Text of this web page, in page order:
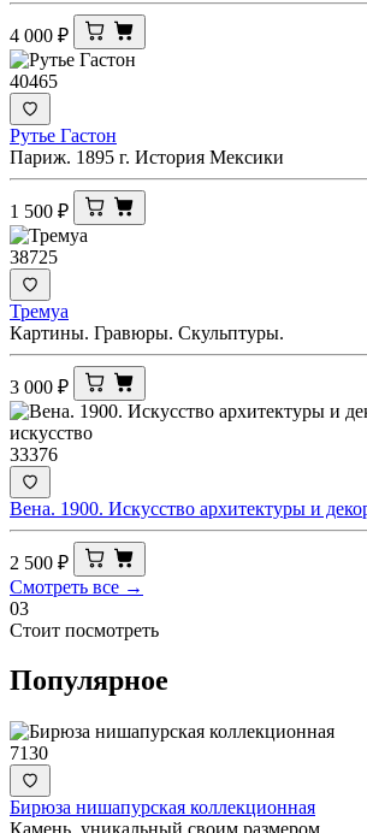
4 000 ₽
40465
Рутье Гастон
Париж. 1895 г. История Мексики
1 500 ₽
38725
Тремуа
Картины. Гравюры. Скульптуры.
3 000 ₽
33376
Вена. 1900. Искусство архитектуры и
2 500 ₽
Смотреть все →
03
Стоит посмотреть
Популярное
7130
Бирюза нишапурская коллекционная